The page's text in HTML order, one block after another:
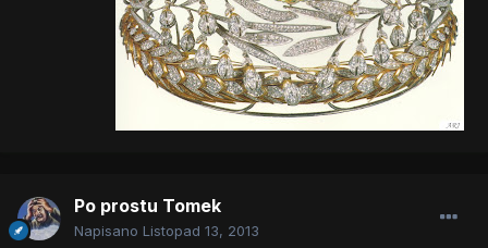
Po prostu Tomek
Napisano Listopad 13, 2013